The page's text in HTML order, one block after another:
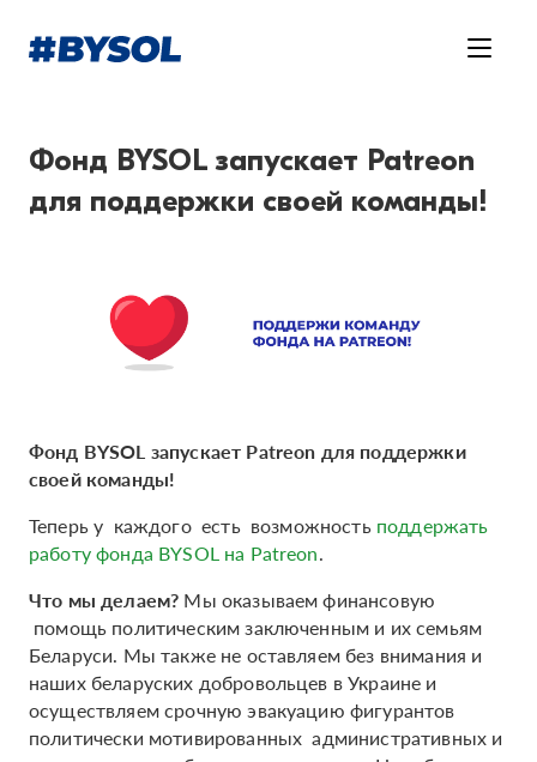
Фонд BYSOL запускает Patreon
для поддержки своей команды!
Фонд BYSOL запускает Patreon для поддержки
своей команды!
Теперь у каждого есть возможностьподдержать
работу фонда BYSOL на Patreon.
Что мы делаем? Мы оказываем финансовую
помощь политическим заключенным и их семьям
Беларуси. Мы также не оставляем без внимания и
наших беларуских добровольцев в Украине и
осуществляем срочную эвакуацию фигурантов
политически мотивированных административных и